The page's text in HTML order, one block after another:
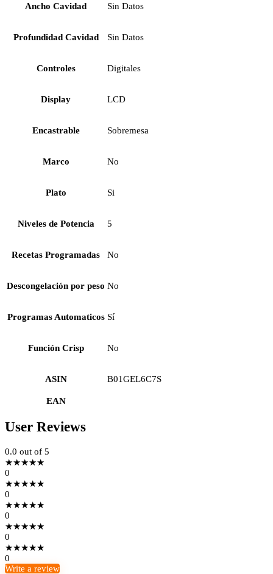
Ancho Cavidad Sin Datos
Profundidad Cavidad Sin Datos
Controles Digitales
Display LCD
Encastrable Sobremesa
Marco No
Plato Si
Niveles de Potencia 5
Recetas Programadas No
Descongelación por peso No
Programas Automaticos Sí
Función Crisp No
ASIN B01GEL6C7S
EAN
User Reviews
0.0 out of 5
★★★★★
0
★★★★★
0
★★★★★
0
★★★★★
0
★★★★★
0
Write a review